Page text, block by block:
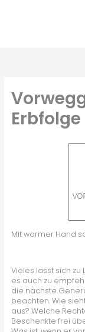
Erbfolge
Mit warmer Hand
Vieles lässt sich
es auch zu
die nächste
beachten. Wie
aus? Welche
Beschenkte frei